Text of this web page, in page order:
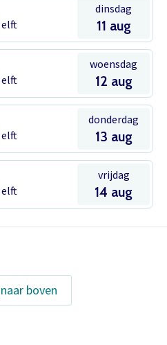
maar één
dinsdag
11 aug
woensdag
12 aug
donderdag
13 aug
vrijdag
14 aug
boven